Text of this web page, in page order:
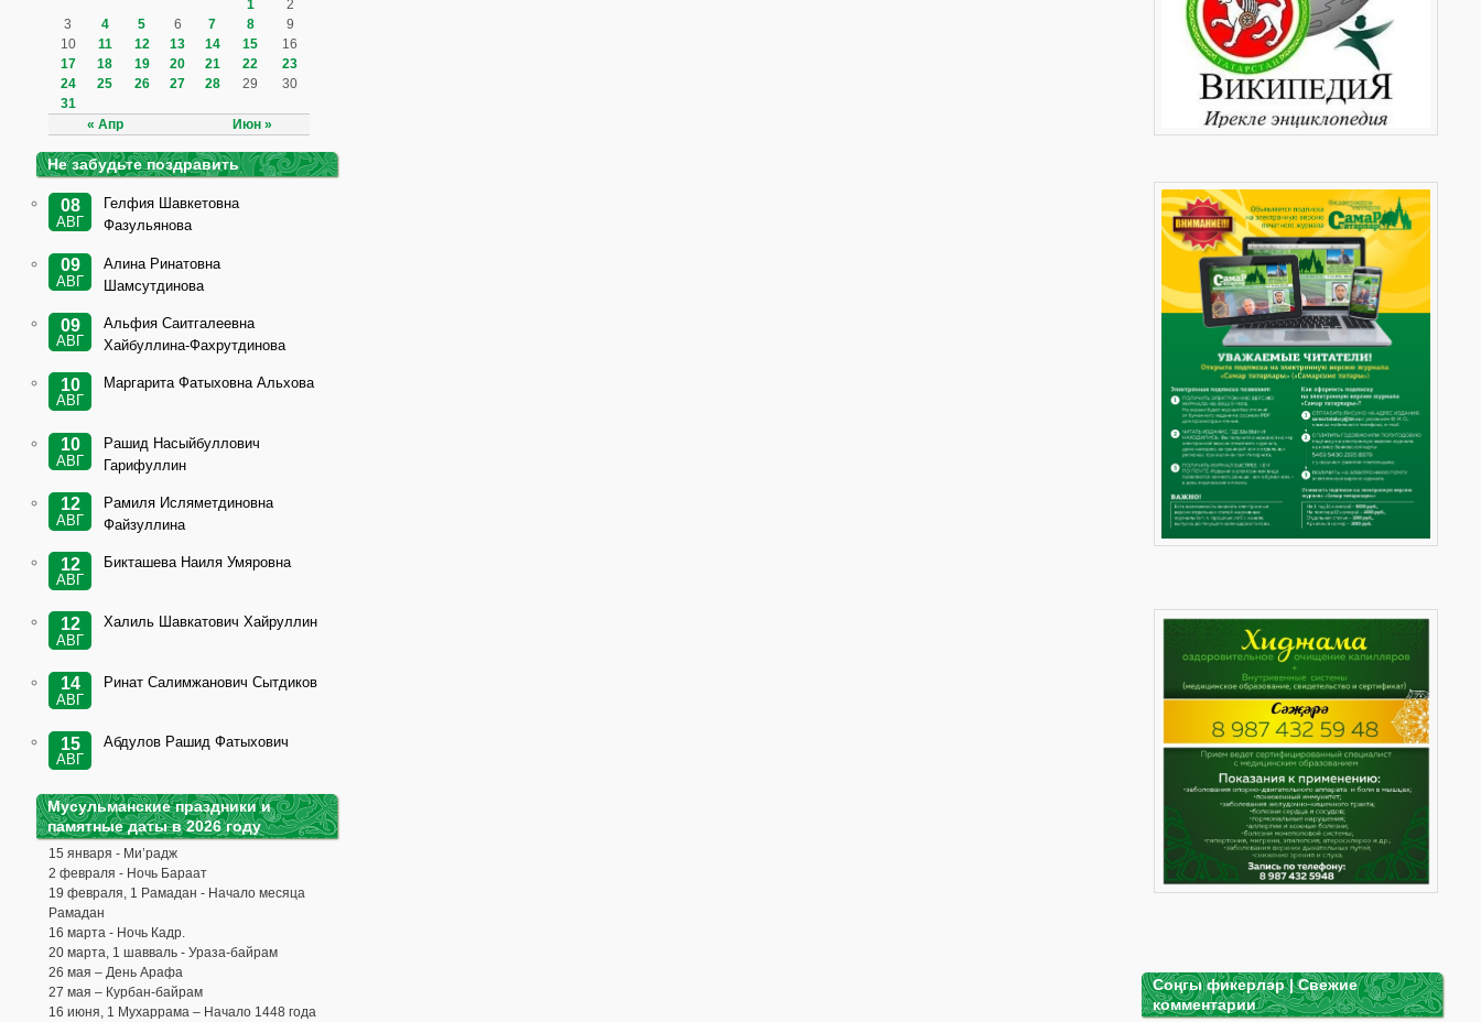
« Апр Июн »
1
2
3
4 5 6 7 8
9
10
11 12 13 14 15
16
17
18 19 20 21 22
23
24
25 26 27 28 29
30
31
Не забудьте поздравить
08
АВГ
Гелфия Шавкетовна
Фазульянова
09
АВГ
Алина Ринатовна
Шамсутдинова
09
АВГ
Альфия Саитгалеевна
Хайбуллина-Фахрутдинова
10
АВГ
Маргарита Фатыховна Альхова
10
АВГ
Рашид Насыйбуллович
Гарифуллин
12
АВГ
Рамиля Исляметдиновна
Файзуллина
12
АВГ
Бикташева Наиля Умяровна
12
АВГ
Халиль Шавкатович Хайруллин
14
АВГ
Ринат Салимжанович Сытдиков
15
АВГ
Абдулов Рашид Фатыхович
Мусульманские праздники и
памятные даты в 2026 году
15 января - Ми’радж
2 февраля - Ночь Бараат
19 февраля, 1 Рамадан - Начало месяца
Рамадан
16 марта - Ночь Кадр.
20 марта, 1 шавваль - Ураза-байрам
26 мая – День Арафа
27 мая – Курбан-байрам
16 июня, 1 Мухаррама – Начало 1448 года
Соңгы фикерләр | Свежие
комментарии